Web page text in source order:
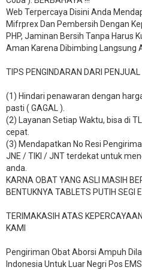
Web Terpercaya Disini Anda
Mifrprex Dan Pembersih Dengan
PHP, Jaminan Bersih Tanpa Harus
Aman Karena Dibimbing Langsung
TIPS PENGINDARAN DARI
(1) Hindari penawaran dengan
pasti ( GAGAL ).
(2) Layanan Setiap Waktu, bisa di
cepat.
(3) Mendapatkan No Resi
JNE / TIKI / JNT terdekat untuk
anda.
KARNA OBAT YANG ASLI MASIH
BENTUKNYA TABLETS PUTIH SEGI
TERIMAKASIH ATAS
KAMI
Pengiriman Obat Aborsi Ampuh
Indonesia Untuk Luar Negri Pos